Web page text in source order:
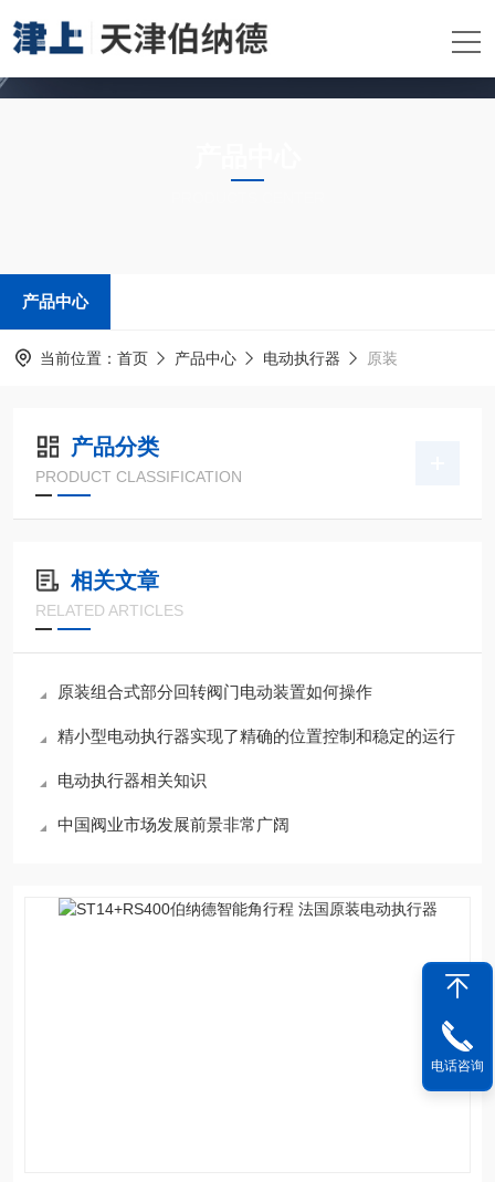
产品中心
当前位置： 首页 产品中心 电动执行器 原装
产品分类
PRODUCT CLASSIFICATION
相关文章
RELATED ARTICLES
原装组合式部分回转阀门电动装置如何操作
精小型电动执行器实现了精确的位置控制和稳定的运行
电动执行器相关知识
中国阀业市场发展前景非常广阔
电话咨询